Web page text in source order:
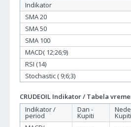
Indikator
SMA 20
SMA 50
SMA 100
MACD( 12;26;9)
RSI (14)
Stochastic ( 9;6;3)
CRUDEOIL Indikator / Tabela
Indikator /
period
Dan -
Kupiti Kupiti